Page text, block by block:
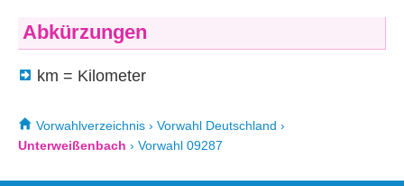
Abkürzungen
km = Kilometer
Vorwahlverzeichnis › Vorwahl Deutschland ›
Unterweißenbach › Vorwahl 09287